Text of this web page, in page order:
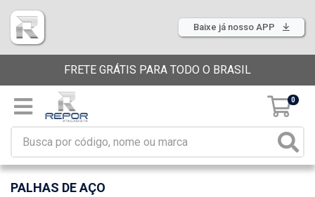
Baixe já nosso APP
FRETE GRÁTIS PARA TODO O BRASIL
0
PALHAS DE AÇO